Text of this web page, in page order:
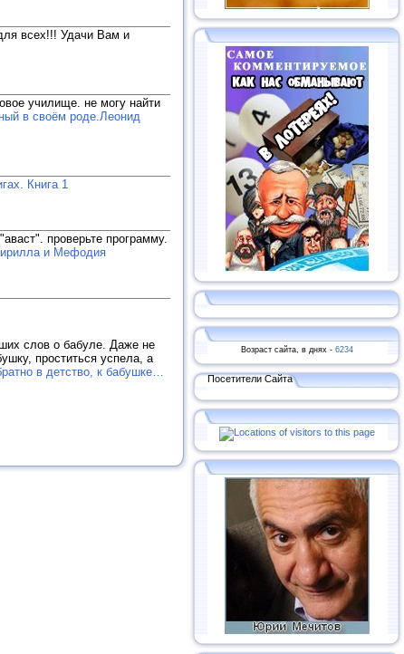
всех!!! Удачи Вам и
училище. не могу найти
в своём роде.Леонид
Книга 1
проверьте программу.
и Мефодия
слов о бабуле. Даже не
проститься успела, а
в детство, к бабушке…
Возраст сайта, в днях - 6234
Посетители Сайта